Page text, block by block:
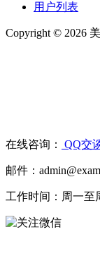
用户列表
Copyright © 2026
在线咨询： QQ交
邮件：
工作时间：周一至